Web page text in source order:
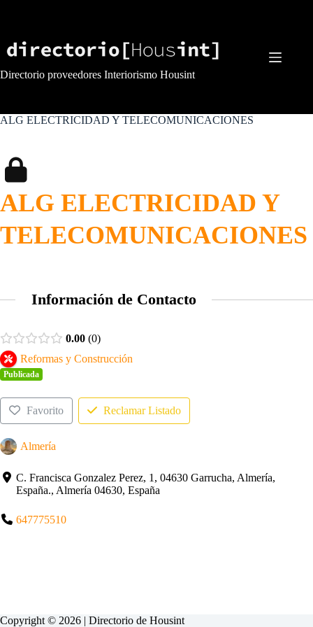
Directorio proveedores Interiorismo Housint
ALG ELECTRICIDAD Y TELECOMUNICACIONES
ALG ELECTRICIDAD Y
TELECOMUNICACIONES
Información de Contacto
0.00 0
Reformas y Construcción
Publicada
Favorito Reclamar Listado
Almería
C. Francisca Gonzalez Perez, 1, 04630 Garrucha, Almería,
España., Almería 04630, España
647775510
Copyright © 2026 | Directorio de Housint